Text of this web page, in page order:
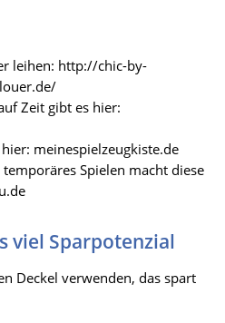
leihen: http://chic-by-
Zeit gibt es hier:
meinespielzeugkiste.de
Spielen macht diese
viel Sparpotenzial
Deckel verwenden, das spart